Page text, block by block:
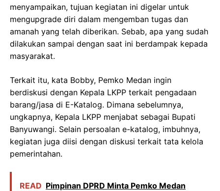
menyampaikan, tujuan kegiatan ini digelar untuk
mengupgrade diri dalam mengemban tugas dan
amanah yang telah diberikan. Sebab, apa yang sudah
dilakukan sampai dengan saat ini berdampak kepada
masyarakat.
Terkait itu, kata Bobby, Pemko Medan ingin
berdiskusi dengan Kepala LKPP terkait pengadaan
barang/jasa di E-Katalog. Dimana sebelumnya,
ungkapnya, Kepala LKPP menjabat sebagai Bupati
Banyuwangi. Selain persoalan e-katalog, imbuhnya,
kegiatan juga diisi dengan diskusi terkait tata kelola
pemerintahan.
READ Pimpinan DPRD Minta Pemko Medan